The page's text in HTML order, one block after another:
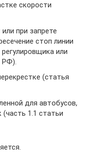
скорости
при запрете
стоп линии
или
РФ).
(статья
для автобусов,
1.1 статьи